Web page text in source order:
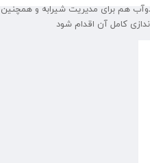
هم برای مدیریت شیرابه و همچنین